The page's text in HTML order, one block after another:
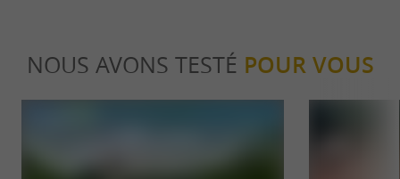
NOUS AVONS TESTÉ POUR VOUS